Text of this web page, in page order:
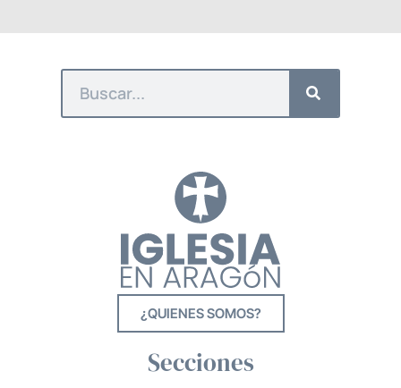
¿QUIENES SOMOS?
Secciones